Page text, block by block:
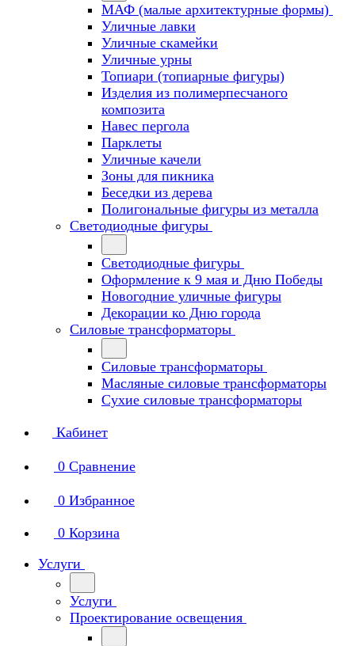
МАФ (малые архитектурные формы)
Уличные лавки
Уличные скамейки
Уличные урны
Топиари (топиарные фигуры)
Изделия из полимерпесчаного
композита
Навес пергола
Парклеты
Уличные качели
Зоны для пикника
Беседки из дерева
Полигональные фигуры из металла
Светодиодные фигуры
Светодиодные фигуры
Оформление к 9 мая и Дню Победы
Новогодние уличные фигуры
Декорации ко Дню города
Силовые трансформаторы
Силовые трансформаторы
Масляные силовые трансформаторы
Сухие силовые трансформаторы
Кабинет
0 Сравнение
0 Избранное
0 Корзина
Услуги
Услуги
Проектирование освещения